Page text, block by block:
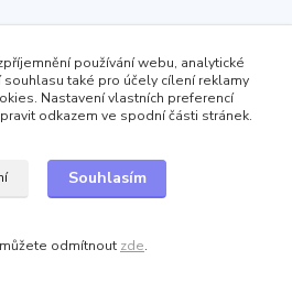
používání webu, analytické
také pro účely cílení reklamy
Nastavení vlastních preferencí
odkazem ve spodní části stránek.
Souhlasím
odmítnout zde.